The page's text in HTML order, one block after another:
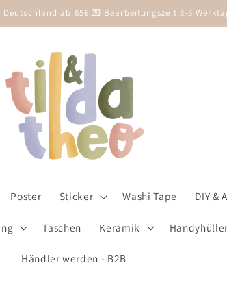
ab 65€ 💌 Bearbeitungszeit 3-5
Poster Sticker Washi Tape DIY &
Taschen Keramik
Händler werden - B2B